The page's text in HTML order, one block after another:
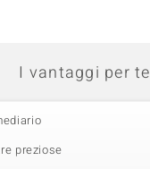
I vantaggi per te
preziose